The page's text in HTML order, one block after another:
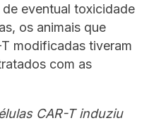
eventual toxicidade
os animais que
modificadas tiveram
com as
CAR-T induziu